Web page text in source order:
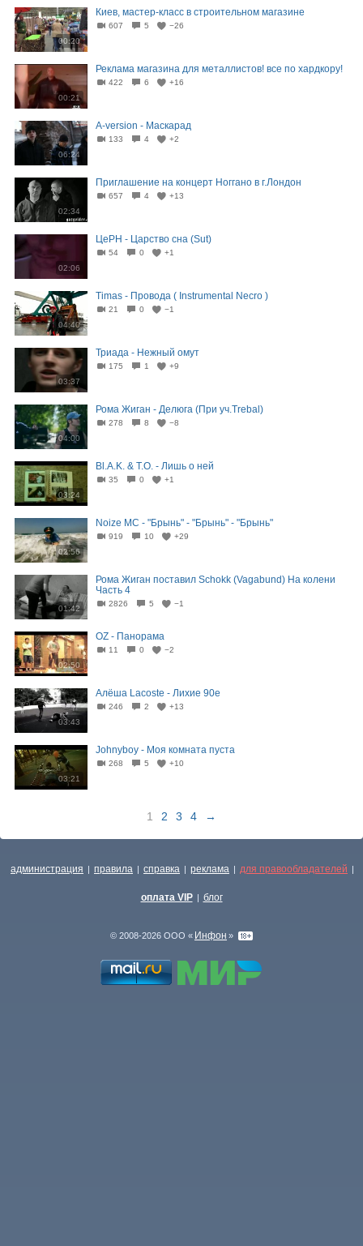
00:20
Киев, мастер-класс в строительном магазине
607 5 −26
00:21
Реклама магазина для металлистов! все по хардкору!
422 6 +16
06:24
A-version - Маскарад
133 4 +2
02:34
Приглашение на концерт Ноггано в г.Лондон
657 4 +13
02:06
ЦеРН - Царство сна (Sut)
54 0 +1
04:40
Timas - Провода ( Instrumental Necro )
21 0 −1
03:37
Триада - Нежный омут
175 1 +9
04:00
Рома Жиган - Делюга (При уч.Trebal)
278 8 −8
03:24
Bl.A.K. & T.O. - Лишь о ней
35 0 +1
02:56
Noize MC - "Брынь" - "Брынь" - "Брынь"
919 10 +29
01:42
Рома Жиган поставил Schokk (Vagabund) На колени
Часть 4
2826 5 −1
02:50
OZ - Панорама
11 0 −2
03:43
Алёша Lacoste - Лихие 90e
246 2 +13
03:21
Johnyboy - Моя комната пуста
268 5 +10
1 2 3 4 →
администрация | правила | справка | реклама | для правообладателей |
оплата VIP | блог
© 2008-2026 ООО « Инфон »